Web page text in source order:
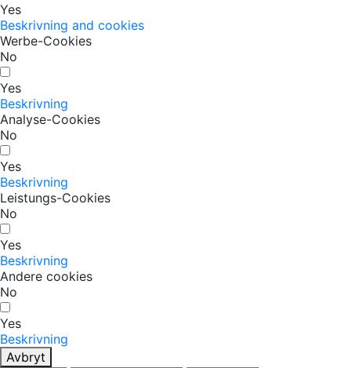
Yes
Beskrivning and cookies
Werbe-Cookies
No
Yes
Beskrivning
Analyse-Cookies
No
Yes
Beskrivning
Leistungs-Cookies
No
Yes
Beskrivning
Andere cookies
No
Yes
Beskrivning
Avbryt